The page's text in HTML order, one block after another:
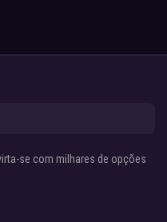
se com milhares de opções